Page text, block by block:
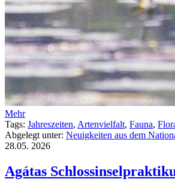
Mehr
Tags: Jahreszeiten, Artenvielfalt, Fauna,
Abgelegt unter: Neuigkeiten aus dem
28.05. 2026
Agátas